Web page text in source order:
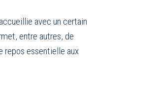
avec un certain
entre autres, de
repos essentielle aux